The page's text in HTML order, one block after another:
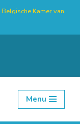
Belgische Kamer van
Menu